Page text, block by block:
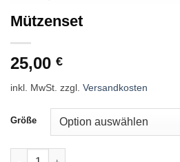
Mützenset
25,00 €
inkl. MwSt. zzgl. Versandkosten
Größe
Mützenset Menge